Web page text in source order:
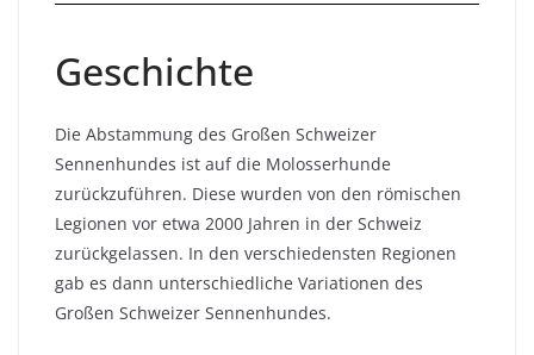
Geschichte
Die Abstammung des Großen Schweizer
Sennenhundes ist auf die Molosserhunde
zurückzuführen. Diese wurden von den römischen
Legionen vor etwa 2000 Jahren in der Schweiz
zurückgelassen. In den verschiedensten Regionen
gab es dann unterschiedliche Variationen des
Großen Schweizer Sennenhundes.